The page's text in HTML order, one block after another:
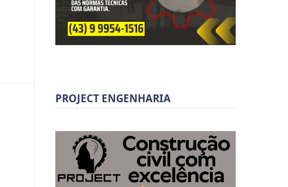
PROJECT ENGENHARIA